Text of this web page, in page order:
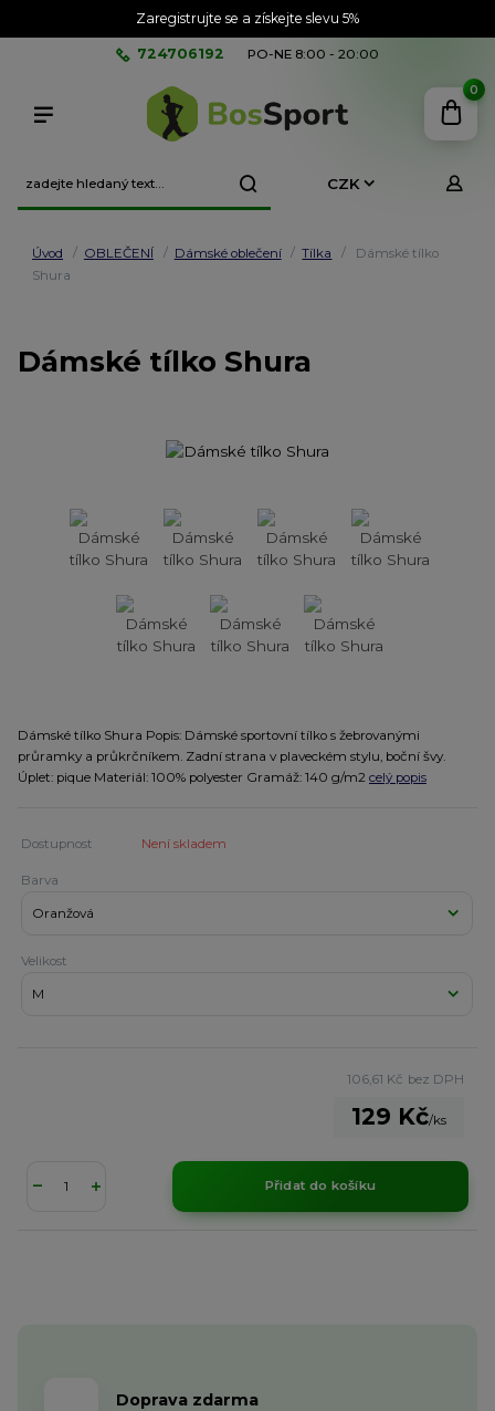
Zaregistrujte se a získejte slevu 5%
CZK
724706192 PO-NE 8:00 - 20:00
0
Úvod OBLEČENÍ Dámské oblečení Tílka
Dámské tílko
Shura
Dámské tílko Shura
Dámské tílko Shura Popis: Dámské sportovní tílko s žebrovanými
průramky a průkrčníkem. Zadní strana v plaveckém stylu, boční švy.
Úplet: pique Materiál: 100% polyester Gramáž: 140 g/m2 celý popis
Dostupnost Není skladem
Barva
Velikost
129 Kč/ks
106,61 Kč bez DPH
Přidat do košíku
Doprava zdarma